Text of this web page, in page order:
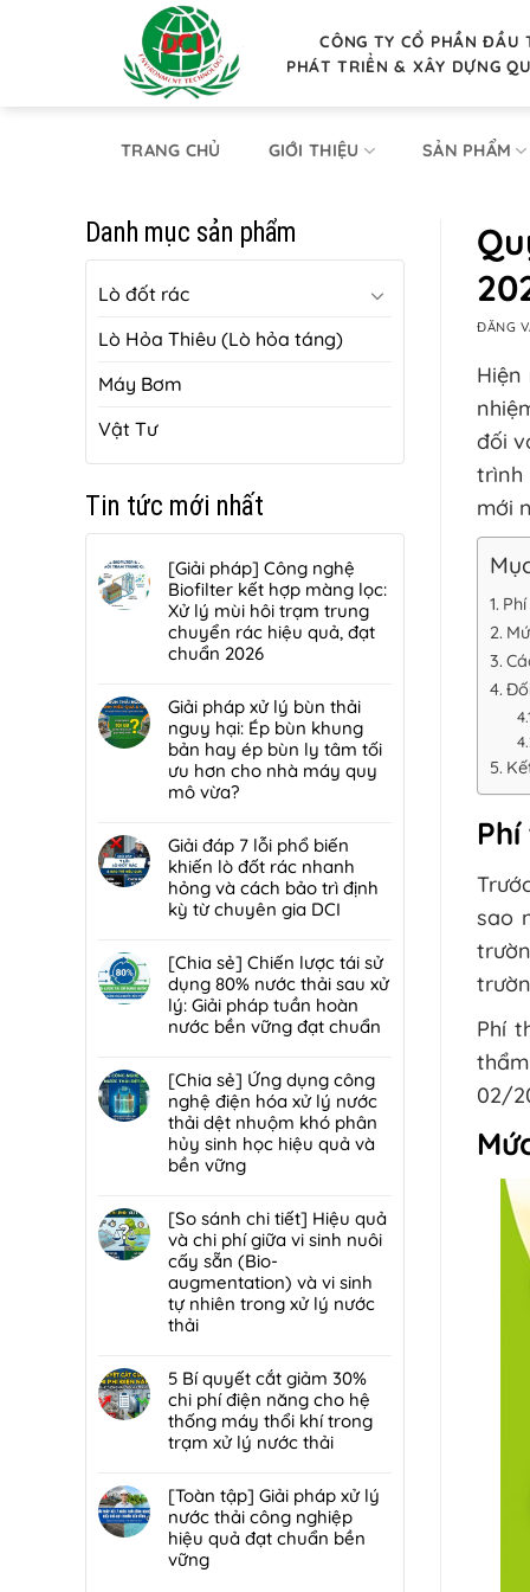
CÔNG TY CỔ PHẦN ĐẦU
PHÁT TRIỂN & XÂY DỰNG
TRANG CHỦ GIỚI THIỆU SẢN PHẨM
Danh mục sản phẩm
Lò đốt rác
Lò Hỏa Thiêu (Lò hỏa táng)
Máy Bơm
Vật Tư
Tin tức mới nhất
[Giải pháp] Công nghệ
Biofilter kết hợp màng lọc:
Xử lý mùi hôi trạm trung
chuyển rác hiệu quả, đạt
chuẩn 2026
có
bình
luận
ở
[Giải
pháp]
nghệ
Biofilter
kết
hợp
lọc:
Xử
lý
mùi
trung
chuyển
rác
hiệu
quả,
chuẩn
2026
Giải pháp xử lý bùn thải
nguy hại: Ép bùn khung
bản hay ép bùn ly tâm tối
ưu hơn cho nhà máy quy
mô vừa?
có
bình
luận
ở
Giải
xử
lý
bùn
thải
hại:
Ép
bùn
khung
bản
hay
bùn
ly
tâm
tối
ưu
hơn
nhà
máy
quy
mô
vừa?
Giải đáp 7 lỗi phổ biến
khiến lò đốt rác nhanh
hỏng và cách bảo trì định
kỳ từ chuyên gia DCI
có
bình
luận
ở
Giải
7
lỗi
phổ
biến
khiến
đốt
rác
nhanh
hỏng
và
cách
bảo
định
kỳ
từ
chuyên
DCI
[Chia sẻ] Chiến lược tái sử
dụng 80% nước thải sau xử
lý: Giải pháp tuần hoàn
nước bền vững đạt chuẩn
có
bình
luận
ở
[Chia
sẻ]
lược
tái
sử
dụng
80%
nước
sau
xử
lý:
Giải
pháp
hoàn
nước
bền
vững
[Chia sẻ] Ứng dụng công
nghệ điện hóa xử lý nước
thải dệt nhuộm khó phân
hủy sinh học hiệu quả và
bền vững
có
bình
luận
ở
[Chia
sẻ]
Ứng
công
nghệ
điện
hóa
lý
nước
thải
dệt
nhuộm
[So sánh chi tiết] Hiệu quả
và chi phí giữa vi sinh nuôi
cấy sẵn (Bio-
augmentation) và vi sinh
tự nhiên trong xử lý nước
thải
có
bình
luận
ở
[So
chi
tiết]
Hiệu
quả
5 Bí quyết cắt giảm 30%
chi phí điện năng cho hệ
thống máy thổi khí trong
trạm xử lý nước thải
có
bình
luận
ở
[Toàn tập] Giải pháp xử lý
nước thải công nghiệp
hiệu quả đạt chuẩn bền
vững
ĐĂNG
đối
trình
mới
sao
Phí
02/